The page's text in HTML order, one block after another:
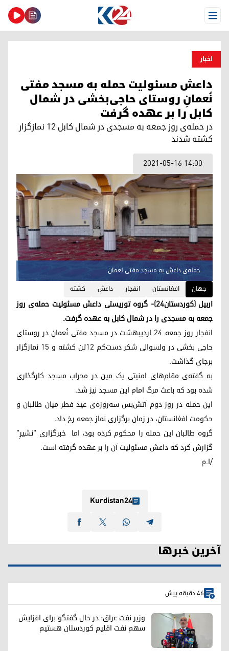
Open Menu
اخبار
داعش مسئولیت حمله بە مسجد مفتی
نُعمانِ روستای حاجی‌بخشی در شمال
کابل را بر عهده گرفت
در حمله‌ی روز جمعه به مسجدی در شمال کابل ۱۲ نمازگزار
کشته شدند
2021-05-16 14:00
حمله‌ی داعش بە مسجد مفتی نعمان
جهان
افغانستان انفجار داعش کشته
اربیل (کوردستان۲۴)- گروه توریستی داعش مسئولیت حمله‌ی روز
جمعه به مسجدی را در شمال کابل به عهده گرفت.
انفجار روز جمعه ۲۴ اردیبهشت در مسجد مفتی نُعمان در روستای
حاجی بخشی در ولسوالی شکر دست‌کم ۱۲تن کشته و ۱۵ نمازگزار
برجای گذاشت.
به گفته‌ی مقام‌های امنیتی یک مین در محراب مسجد کارگذاری
شده بود که باعث مرگ امام این مسجد نیز شد.
این حمله در روز دوم آتش‌بس سه‌روزه‌ی عید فطر میان طالبان و
حکومت افغانستان، در زمان برگزاری نماز جمعه رخ داد.
گروه طالبان این حمله را محکوم کرده بود، اما خبرگزاری "نشیرِ"
گزارش کرد کە داعش مسئولیت آن را بر عهده گرفته است.
/ا.م
Kurdistan24
آخرین خبرها
46 دقیقه پیش
وزیر نفت عراق: در حال گفتگو برای افزایش
سهم نفت اقلیم کوردستان هستیم